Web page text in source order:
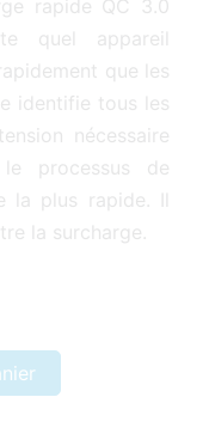
rapide QC 3.0
quel appareil
que les
identifie tous les
nécessaire
processus de
la plus rapide. Il
la surcharge.